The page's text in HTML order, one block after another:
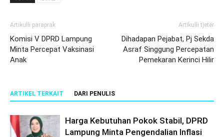
Artikulli paraprak
Komisi V DPRD Lampung
Minta Percepat Vaksinasi
Anak
Artikulli tjetër
Dihadapan Pejabat, Pj Sekda
Asraf Singgung Percepatan
Pemekaran Kerinci Hilir
ARTIKEL TERKAIT DARI PENULIS
Harga Kebutuhan Pokok Stabil, DPRD
Lampung Minta Pengendalian Inflasi